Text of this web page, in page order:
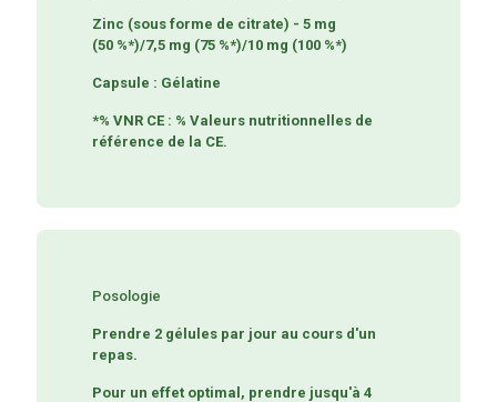
Zinc (sous forme de citrate) - 5 mg
(50 %*)/7,5 mg (75 %*)/10 mg (100 %*)
Capsule : Gélatine
*% VNR CE : % Valeurs nutritionnelles de
référence de la CE.
Posologie
Prendre 2 gélules par jour au cours d'un
repas.
Pour un effet optimal, prendre jusqu'à 4